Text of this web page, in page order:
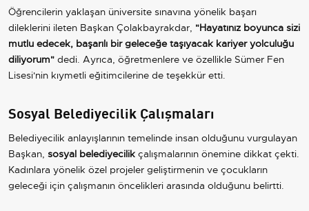
Öğrencilerin yaklaşan üniversite sınavına yönelik başarı
dileklerini ileten Başkan Çolakbayrakdar, "Hayatınız boyunca sizi
mutlu edecek, başarılı bir geleceğe taşıyacak kariyer yolculuğu
diliyorum" dedi. Ayrıca, öğretmenlere ve özellikle Sümer Fen
Lisesi'nin kıymetli eğitimcilerine de teşekkür etti.
Sosyal Belediyecilik Çalışmaları
Belediyecilik anlayışlarının temelinde insan olduğunu vurgulayan
Başkan, sosyal belediyecilik çalışmalarının önemine dikkat çekti.
Kadınlara yönelik özel projeler geliştirmenin ve çocukların
geleceği için çalışmanın öncelikleri arasında olduğunu belirtti.